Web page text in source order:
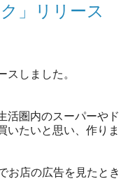
」リリース
スしました。
活圏内のスーパーやド
いたいと思い、作りま
お店の広告を見たとき